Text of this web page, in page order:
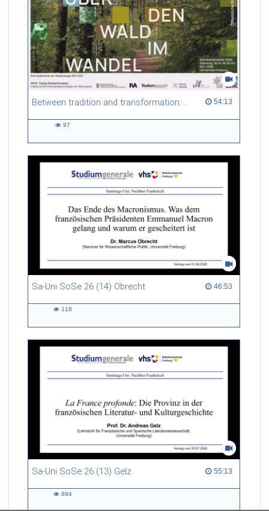
Between tradition and transformation: how owners, advisers and institutions co-create knowledge for resilient forests in Europe 54:13
54:13 duration
97
Sa-Uni SoSe 26 (14) Obrecht 46:53
46:53 duration
118
Sa-Uni SoSe 26 (13) Gelz 55:13
55:13 duration
894